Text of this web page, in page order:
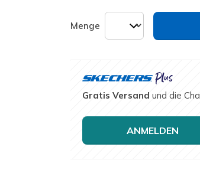
Menge
Gratis Versand und die
ANMELDEN